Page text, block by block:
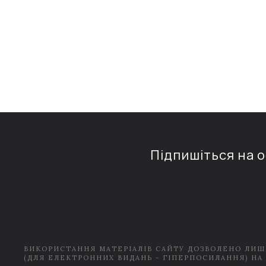
Підпишіться на
ВИКОРИСТАННЯ МАТЕРІАЛІВ САЙТУ ДОЗВОЛЕНО
(ДЛЯ ЕЛЕКТРОННИХ ВИДАНЬ - ГІПЕРПОСИЛАННЯ) НА